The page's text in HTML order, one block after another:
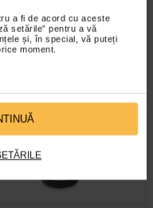
a fi de acord cu aceste
setările” pentru a vă
și, în special, vă puteți
moment.
energetic normal…
Plătești 2, primești 3